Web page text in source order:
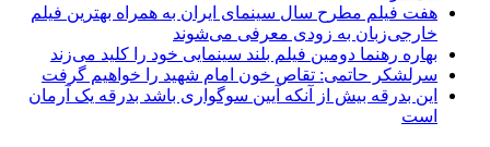
هفت فیلم مطرح سال سینمای ایران به همراه بهترین فیلم
خارجی‌زبان به زودی معرفی می‌شوند
بهاره رهنما دومین فیلم بلند سینمایی خود را کلید می‌زند
سرلشکر حاتمی: تقاص خون امام شهید را خواهیم گرفت
این بدرقه بیش از آنکه آیین سوگواری باشد بدرقه یک آرمان
است